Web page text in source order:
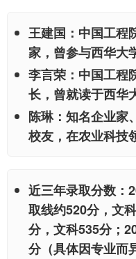
王建国 ：中国工
家，曾参与西华大
李言荣 ：中国工
长，曾就读于西华
陈琳：知名企业家
校友，在农业科技
近三年录取分数
取线约520分，文
分，文科535分；
分（具体因专业而